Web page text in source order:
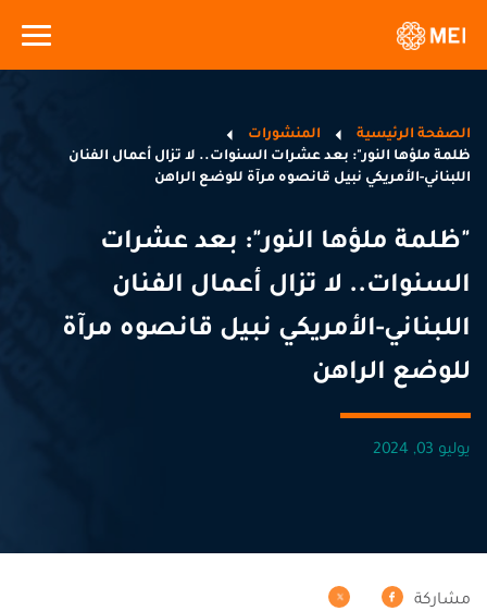
الصفحة الرئيسية
المنشورات
ظلمة ملؤها النور": بعد عشرات السنوات.. لا تزال أعمال الفنان
اللبناني-الأمريكي نبيل قانصوه مرآة للوضع الراهن
"ظلمة ملؤها النور": بعد عشرات
السنوات.. لا تزال أعمال الفنان
اللبناني-الأمريكي نبيل قانصوه مرآة
للوضع الراهن
يوليو 03, 2024
مشاركة